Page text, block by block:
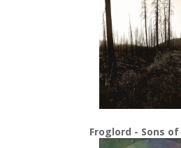
Froglord - Sons